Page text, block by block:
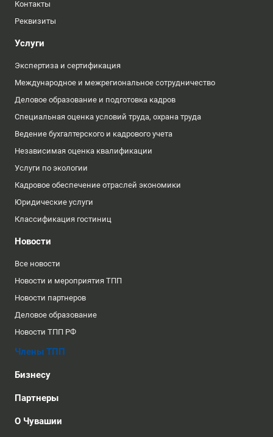
Контакты
Реквизиты
Услуги
Экспертиза и сертификация
Международное и межрегиональное сотрудничество
Деловое образование и подготовка кадров
Специальная оценка условий труда, охрана труда
Ведение бухгалтерского и кадрового учета
Независимая оценка квалификации
Услуги по экологии
Кадровое обеспечение отраслей экономики
Юридические услуги
Классификация гостиниц
Новости
Все новости
Новости и мероприятия ТПП
Новости партнеров
Деловое образование
Новости ТПП РФ
Члены ТПП
Бизнесу
Партнеры
О Чувашии